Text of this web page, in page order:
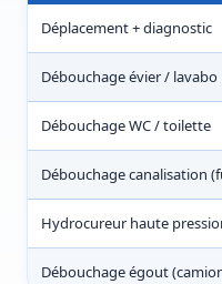
Déplacement + diagnostic
Débouchage évier / lavabo
Débouchage WC / toilette
Débouchage canalisation
Hydrocureur haute
Débouchage égout